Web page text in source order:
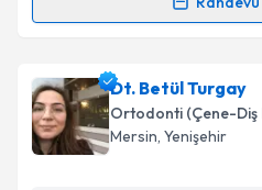
Randevu Takvimi
Dr. Habib Sevinçiçin
oluşturun. Size bu
takvim hazırlandığında e-
Dt. Betül Turgay
Ortodonti (Çene-Diş
Mersin, Yenişehir